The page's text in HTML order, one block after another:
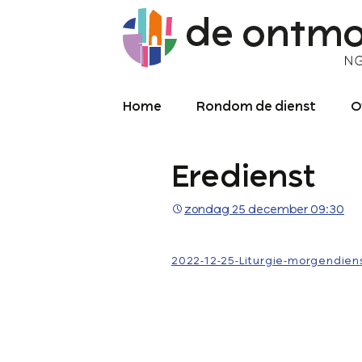
Home Rondom de dienst
Meekijken/luisteren
Over de kerkdienst
Archief liturgie
Diensten
Eredienst
zondag 25 december 09:30
2022-12-25-Liturgie-